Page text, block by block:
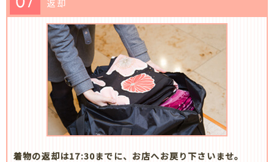
返却
着物の返却は17:30までに、お店へお戻り下さいませ。